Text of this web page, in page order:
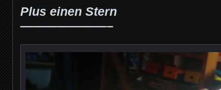
Plus einen Stern
———————–